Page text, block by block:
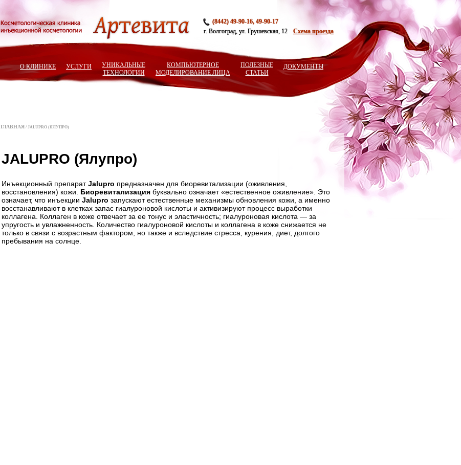
(8442) 49-90-16, 49-90-17
г. Волгоград, ул. Грушевская, 12
Схема проезда
О КЛИНИКЕ УСЛУГИ
УНИКАЛЬНЫЕ
ТЕХНОЛОГИИ
КОМПЬЮТЕРНОЕ
МОДЕЛИРОВАНИЕ ЛИЦА
ПОЛЕЗНЫЕ
СТАТЬИ
ДОКУМЕНТЫ
ГЛАВНАЯ / JALUPRO (ЯЛУПРО)
JALUPRO (Ялупро)
Инъекционный препаратJalupro предназначен для биоревитализации (оживления,
восстановления) кожи. Биоревитализация буквально означает «естественное оживление». Это
означает, что инъекции Jalupro запускают естественные механизмы обновления кожи, а именно
восстанавливают в клетках запас гиалуроновой кислоты и активизируют процесс выработки
коллагена. Коллаген в коже отвечает за ее тонус и эластичность; гиалуроновая кислота — за
упругость и увлажненность. Количество гиалуроновой кислоты и коллагена в коже снижается не
только в связи с возрастным фактором, но также и вследствие стресса, курения, диет, долгого
пребывания на солнце.